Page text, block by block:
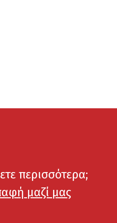
περισσότερα;
μαζί μας